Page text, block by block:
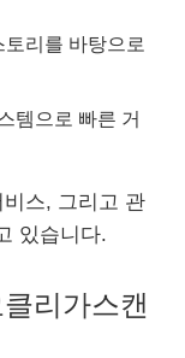
리를 바탕으로
템으로 빠른 거
스, 그리고 관
있습니다.
리가스캔